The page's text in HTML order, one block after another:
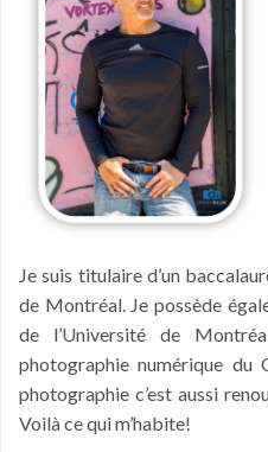
Je suis titulaire d’un
de Montréal. Je possède
de l’Université de
photographie numérique du
photographie c’est aussi
Voilà ce qui m’habite!